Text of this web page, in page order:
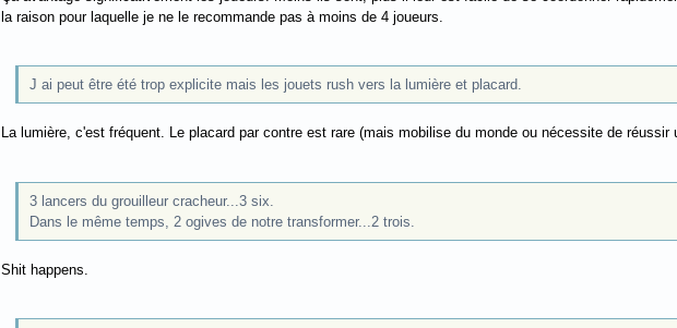
la raison pour laquelle je ne le recommande pas à moins de 4 joueurs.
J ai peut être été trop explicite mais les jouets rush vers la lumière et placard.
La lumière, c'est fréquent. Le placard par contre est rare (mais mobilise du monde ou nécessite de réussir
3 lancers du grouilleur cracheur...3 six.
Dans le même temps, 2 ogives de notre transformer...2 trois.
Shit happens.